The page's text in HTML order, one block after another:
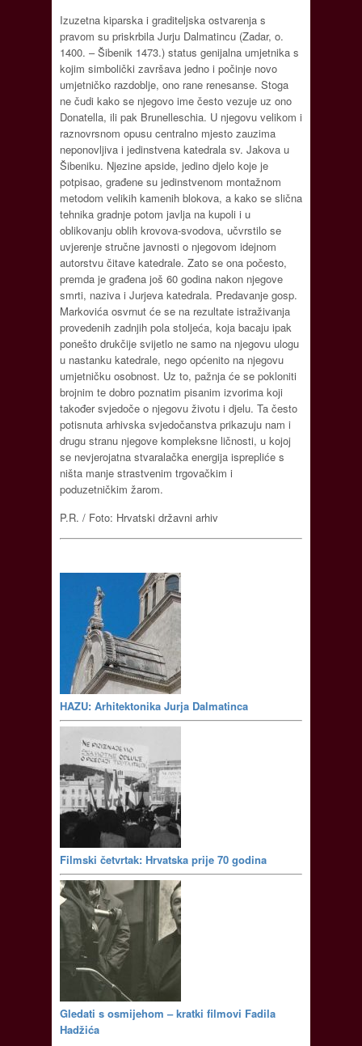
Izuzetna kiparska i graditeljska ostvarenja s
pravom su priskrbila Jurju Dalmatincu (Zadar, o.
1400. – Šibenik 1473.) status genijalna umjetnika s
kojim simbolički završava jedno i počinje novo
umjetničko razdoblje, ono rane renesanse. Stoga
ne čudi kako se njegovo ime često vezuje uz ono
Donatella, ili pak Brunelleschia. U njegovu velikom i
raznovrsnom opusu centralno mjesto zauzima
neponovljiva i jedinstvena katedrala sv. Jakova u
Šibeniku. Njezine apside, jedino djelo koje je
potpisao, građene su jedinstvenom montažnom
metodom velikih kamenih blokova, a kako se slična
tehnika gradnje potom javlja na kupoli i u
oblikovanju oblih krovova-svodova, učvrstilo se
uvjerenje stručne javnosti o njegovom idejnom
autorstvu čitave katedrale. Zato se ona počesto,
premda je građena još 60 godina nakon njegove
smrti, naziva i Jurjeva katedrala. Predavanje gosp.
Markovića osvrnut će se na rezultate istraživanja
provedenih zadnjih pola stoljeća, koja bacaju ipak
ponešto drukčije svijetlo ne samo na njegovu ulogu
u nastanku katedrale, nego općenito na njegovu
umjetničku osobnost. Uz to, pažnja će se pokloniti
brojnim te dobro poznatim pisanim izvorima koji
također svjedoče o njegovu životu i djelu. Ta često
potisnuta arhivska svjedočanstva prikazuju nam i
drugu stranu njegove kompleksne ličnosti, u kojoj
se nevjerojatna stvaralačka energija isprepliće s
ništa manje strastvenim trgovačkim i
poduzetničkim žarom.
P.R. / Foto: Hrvatski državni arhiv
HAZU: Arhitektonika Jurja Dalmatinca
Filmski četvrtak: Hrvatska prije 70 godina
Gledati s osmijehom – kratki filmovi Fadila
Hadžića